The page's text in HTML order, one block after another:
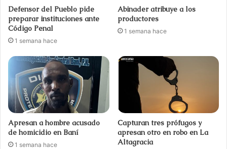
Defensor del Pueblo pide
preparar instituciones ante
Código Penal
1 semana hace
Abinader atribuye a los
productores
1 semana hace
Apresan a hombre acusado
de homicidio en Baní
1 semana hace
Capturan tres prófugos y
apresan otro en robo en La
Altagracia